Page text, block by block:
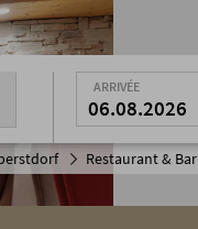
Restaurant & Bar
ARRIVÉE
06.08.2026